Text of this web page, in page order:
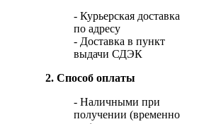
- Курьерская доставка
по адресу
- Доставка в пункт
выдачи СДЭК
2. Способ оплаты
- Наличными при
получении (временно